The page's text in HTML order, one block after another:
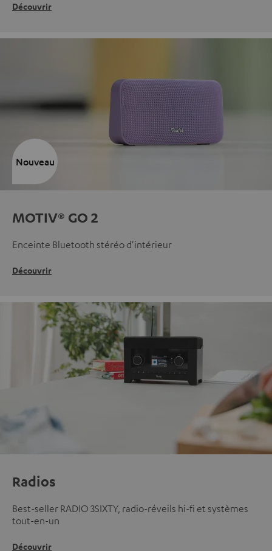
Découvrir
MOTIV® GO 2
Enceinte Bluetooth stéréo d'intérieur
Découvrir
Nouveau
Radios
Best-seller RADIO 3SIXTY, radio-réveils hi-fi et systèmes
tout-en-un
Découvrir